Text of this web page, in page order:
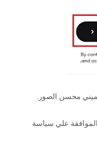
الموافقة علي سياسة